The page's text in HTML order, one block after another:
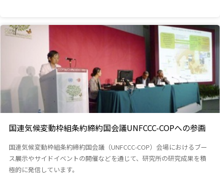
国連気候変動枠組条約締約国会議UNFCCC-COPへの参画
国連気候変動枠組条約締約国会議（UNFCCC-COP）会場におけるブー
ス展示やサイドイベントの開催などを通じて、研究所の研究成果を積
極的に発信しています。